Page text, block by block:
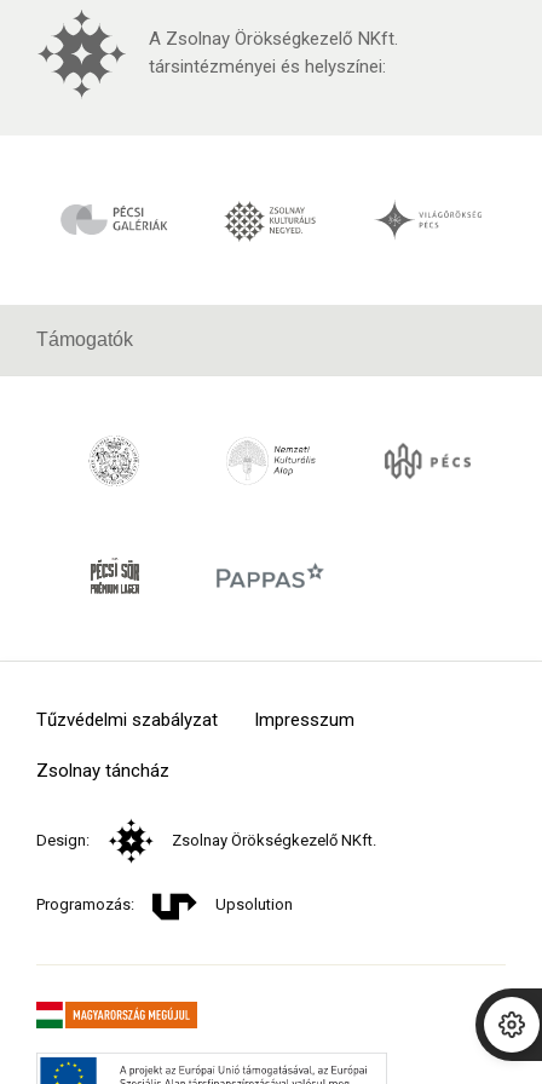
A Zsolnay Örökségkezelő NKft.
társintézményei és helyszínei:
Támogatók
Tűzvédelmi szabályzat Impresszum
Zsolnay táncház
Design: Zsolnay Örökségkezelő NKft.
Programozás: Upsolution